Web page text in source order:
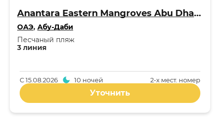
Anantara Eastern Mangroves Abu Dhabi Hotel 5*
ОАЭ, Абу-Даби
3 линия
Песчаный пляж
2-x мест. номер
С15.08.2026 10 ночей
Уточнить